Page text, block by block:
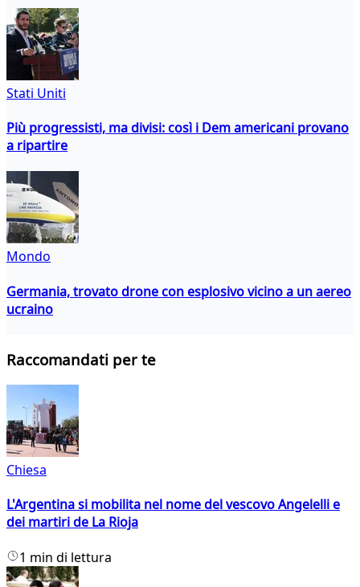
Stati Uniti
Più progressisti, ma divisi: così i Dem americani provano
a ripartire
Mondo
Germania, trovato drone con esplosivo vicino a un aereo
ucraino
Raccomandati per te
Chiesa
L'Argentina si mobilita nel nome del vescovo Angelelli e
dei martiri de La Rioja
1 min di lettura